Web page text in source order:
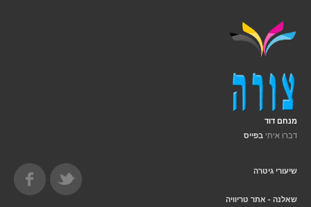
מנחם דוד
דברו איתי בפייס
שיעורי גיטרה
שאלנה - אתר טריוויה